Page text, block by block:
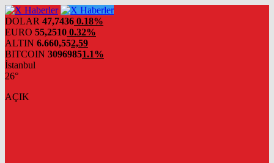
DOLAR 47,7436 0.18%
EURO 55,2510 0.32%
ALTIN 6.660,552,59
BITCOIN 30969851.1%
İstanbul
26°
AÇIK